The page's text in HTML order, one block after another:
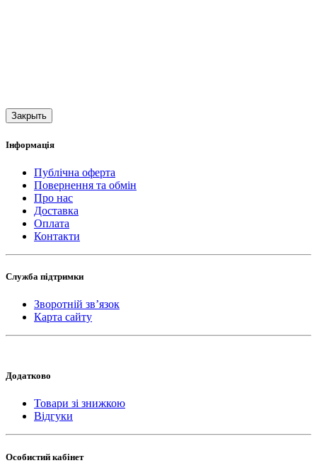
Закрыть
Інформація
Публічна оферта
Повернення та обмін
Про нас
Доставка
Оплата
Контакти
Служба підтримки
Зворотній зв’язок
Карта сайту
Додатково
Товари зі знижкою
Відгуки
Особистий кабінет